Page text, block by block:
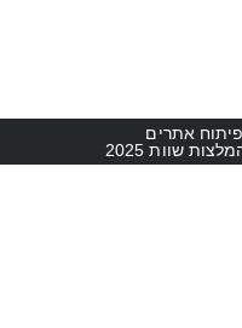
אתרים
שוות 2025